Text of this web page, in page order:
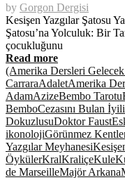
by Gorgon Dergisi
Kesişen Yazgılar Şatosu
Şatosu’na Yolculuk: Bir
çocukluğunu
Read more
(Amerika Dersleri
CarraraAdaletAmerika
AdamAzizeBembo Tarotu
BemboCezasını Bulan
DokuzlusuDoktor Faust
ikonolojiGörünmez
Yazgılar Meyhanesi
ÖykülerKralKraliçeKule
de MarseilleMajör Arkana